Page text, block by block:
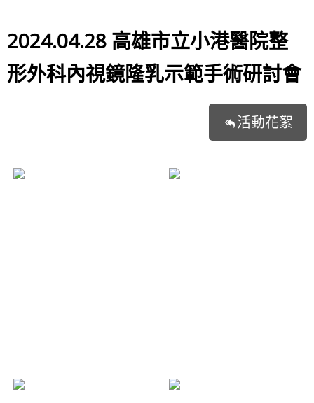
2024.04.28 高雄市立小港醫院整
形外科內視鏡隆乳示範手術研討會
活動花絮